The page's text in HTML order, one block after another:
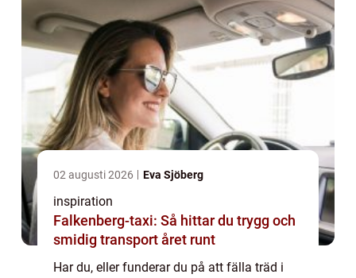
02 augusti 2026 Eva Sjöberg
inspiration
Falkenberg-taxi: Så hittar du trygg och
smidig transport året runt
Har du, eller funderar du på att fälla träd i